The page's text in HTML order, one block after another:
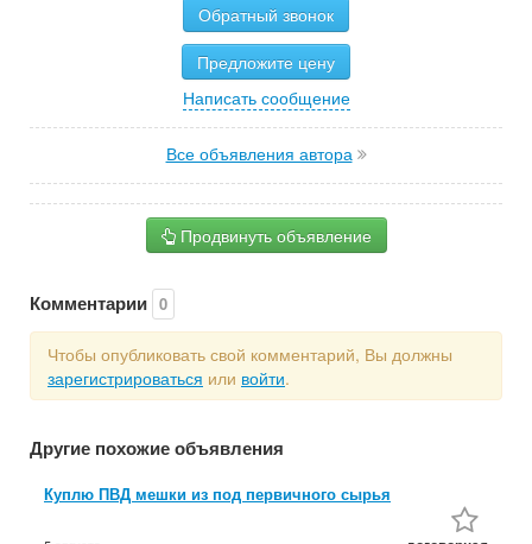
Обратный звонок
Предложите цену
Написать сообщение
Все объявления автора
Продвинуть объявление
Комментарии 0
Чтобы опубликовать свой комментарий, Вы должны
зарегистрироваться или войти.
Другие похожие объявления
Куплю ПВД мешки из под первичного сырья